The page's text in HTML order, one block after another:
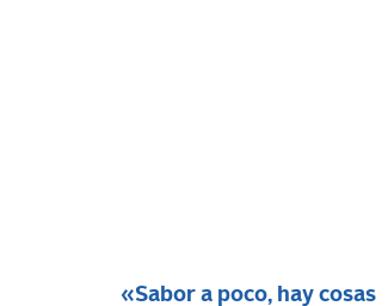
«Sabor a poco, hay cosas